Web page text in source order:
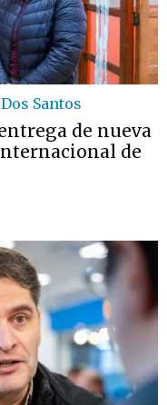
Santos
de nueva
de